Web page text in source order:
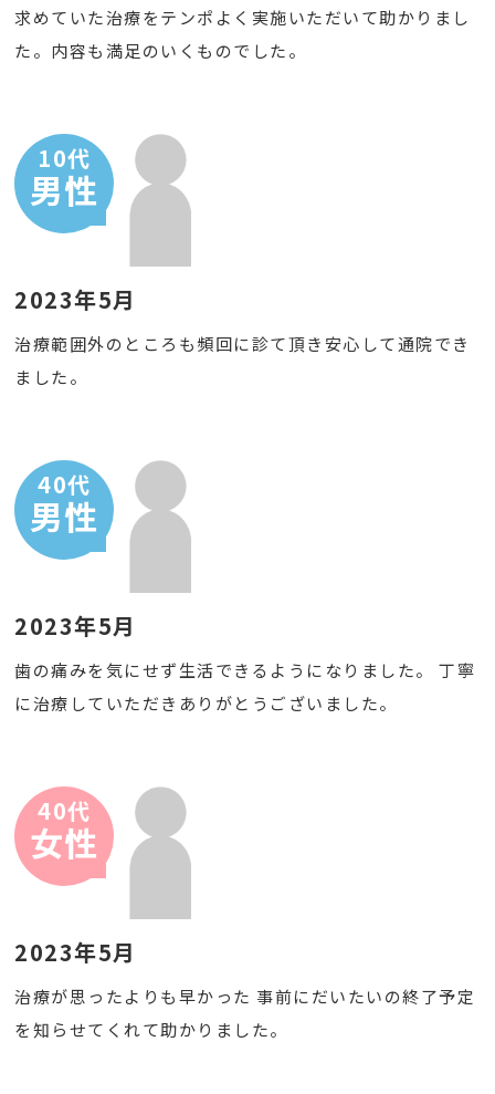
求めていた治療をテンポよく実施いただいて助かりまし
た。内容も満足のいくものでした。
10代
男性
2023年5月
治療範囲外のところも頻回に診て頂き安心して通院でき
ました。
40代
男性
2023年5月
歯の痛みを気にせず生活できるようになりました。 丁寧
に治療していただきありがとうございました。
40代
女性
2023年5月
治療が思ったよりも早かった 事前にだいたいの終了予定
を知らせてくれて助かりました。